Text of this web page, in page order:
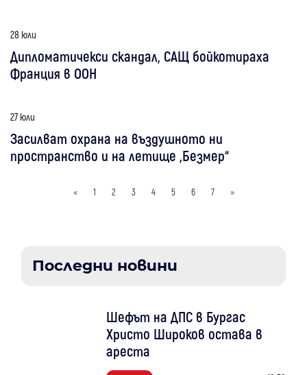
28 юли
Дипломатичекси скандал, САЩ бойкотираха
Франция в ООН
27 юли
Засилват охрана на въздушното ни
пространство и на летище „Безмер“
« 1 2 3 4 5 6 7 »
Последни новини
Шефът на ДПС в Бургас
Христо Широков остава в
ареста